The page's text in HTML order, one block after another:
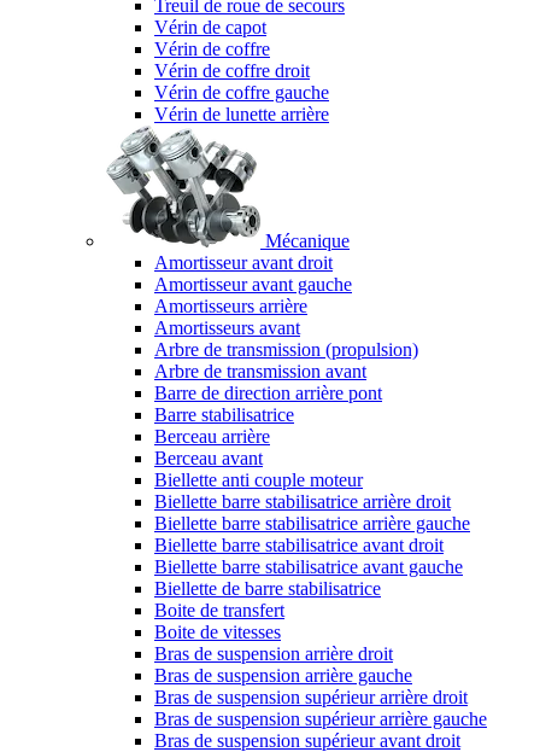
Treuil de roue de secours
Vérin de capot
Vérin de coffre
Vérin de coffre droit
Vérin de coffre gauche
Vérin de lunette arrière
Mécanique
Amortisseur avant droit
Amortisseur avant gauche
Amortisseurs arrière
Amortisseurs avant
Arbre de transmission (propulsion)
Arbre de transmission avant
Barre de direction arrière pont
Barre stabilisatrice
Berceau arrière
Berceau avant
Biellette anti couple moteur
Biellette barre stabilisatrice arrière droit
Biellette barre stabilisatrice arrière gauche
Biellette barre stabilisatrice avant droit
Biellette barre stabilisatrice avant gauche
Biellette de barre stabilisatrice
Boite de transfert
Boite de vitesses
Bras de suspension arrière droit
Bras de suspension arrière gauche
Bras de suspension supérieur arrière droit
Bras de suspension supérieur arrière gauche
Bras de suspension supérieur avant droit